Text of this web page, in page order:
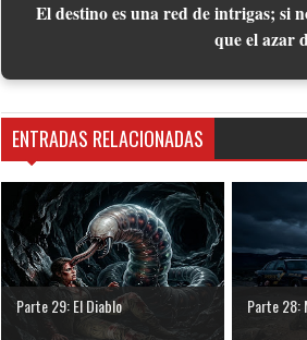
El destino es una red de intrigas; si
que el azar
ENTRADAS RELACIONADAS
Parte 29: El Diablo Parte 28: